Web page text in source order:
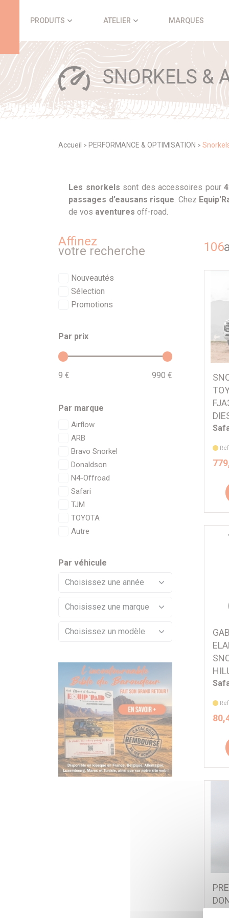
PRODUITS ATELIER MARQUES
SNORKELS &
Accueil > PERFORMANCE & OPTIMISATION >
Les snorkels sont des accessoires pour
passages d’eausans risque. Chez
de vos aventures off-road.
106
Affinez
votre recherche
Nouveautés
Sélection
Promotions
Par prix
9 € 990 €
Par marque
Airflow
ARB
Bravo Snorkel
Donaldson
N4-Offroad
Safari
TJM
TOYOTA
Autre
Par véhicule